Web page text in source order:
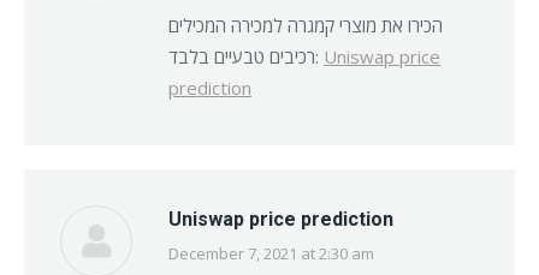
הכירו את מוצרי קמגרה למכירה המכילים
רכיבים טבעיים בלבד: Uniswap price
prediction
Uniswap price prediction
says:
December 7, 2021 at 2:30 am